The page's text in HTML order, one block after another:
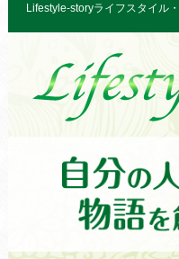
Lifestyle-storyライフスタイル